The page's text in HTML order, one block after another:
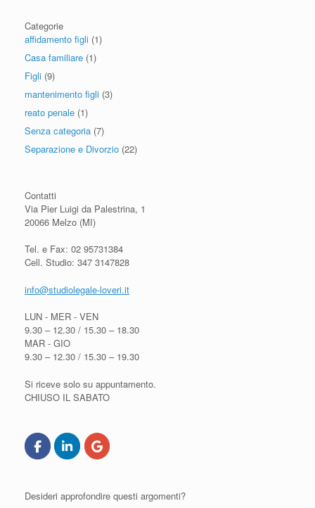
Categorie
affidamento figli (1)
Casa familiare (1)
Figli (9)
mantenimento figli (3)
reato penale (1)
Senza categoria (7)
Separazione e Divorzio (22)
Contatti
Via Pier Luigi da Palestrina, 1
20066 Melzo (MI)
Tel. e Fax: 02 95731384
Cell. Studio: 347 3147828
info@studiolegale-loveri.it
LUN - MER - VEN
9.30 – 12.30 / 15.30 – 18.30
MAR - GIO
9.30 – 12.30 / 15.30 – 19.30
Si riceve solo su appuntamento.
CHIUSO IL SABATO
Desideri approfondire questi argomenti?